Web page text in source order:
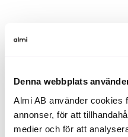
Denna webbplats
Almi AB använder cookies
annonser, för att
medier och för att